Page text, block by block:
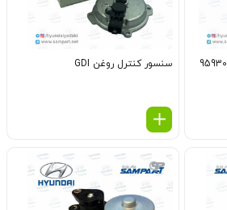
سنسور ضربه ix45 شماره فنی 95930
سنسور کنترل روغن GDI